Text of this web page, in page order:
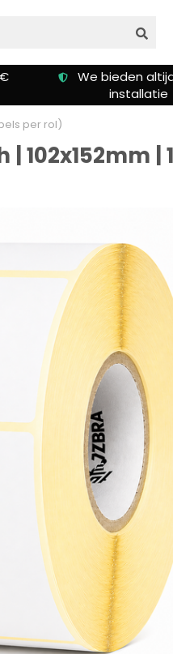
We bieden
installatie
per rol)
102x152mm